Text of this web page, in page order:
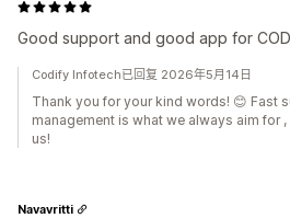
Good support and good app for
Codify Infotech已回复 2026年5月14日
Thank you for your kind words! 😊 Fast
management is what we always aim for
us!
Navavritti